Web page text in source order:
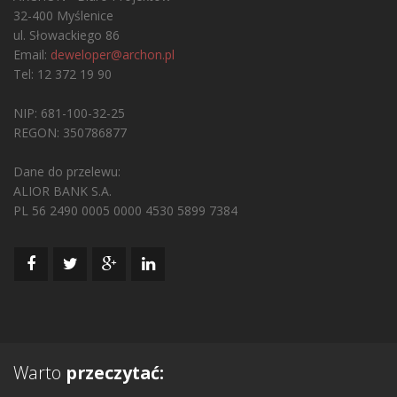
32-400 Myślenice
ul. Słowackiego 86
Email: deweloper@archon.pl
Tel: 12 372 19 90
NIP: 681-100-32-25
REGON: 350786877
Dane do przelewu:
ALIOR BANK S.A.
PL 56 2490 0005 0000 4530 5899 7384
Warto przeczytać: